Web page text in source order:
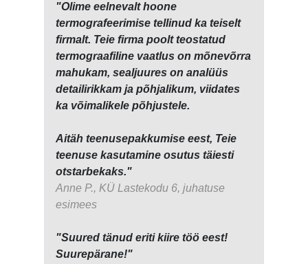
"Olime eelnevalt hoone
termografeerimise tellinud ka teiselt
firmalt. Teie firma poolt teostatud
termograafiline vaatlus on mõnevõrra
mahukam, sealjuures on analüüs
detailirikkam ja põhjalikum, viidates
ka võimalikele põhjustele.
Aitäh teenusepakkumise eest, Teie
teenuse kasutamine osutus täiesti
otstarbekaks."
Anne P., KÜ Lastekodu 6, juhatuse
esimees
"Suured tänud eriti kiire töö eest!
Suurepärane!"